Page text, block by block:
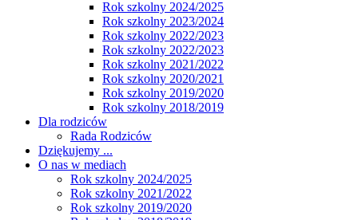
Rok szkolny 2024/2025
Rok szkolny 2023/2024
Rok szkolny 2022/2023
Rok szkolny 2022/2023
Rok szkolny 2021/2022
Rok szkolny 2020/2021
Rok szkolny 2019/2020
Rok szkolny 2018/2019
Dla rodziców
Rada Rodziców
Dziękujemy ...
O nas w mediach
Rok szkolny 2024/2025
Rok szkolny 2021/2022
Rok szkolny 2019/2020